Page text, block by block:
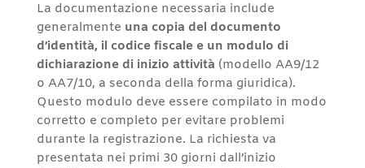
La documentazione necessaria include
generalmente una copia del documento
d’identità, il codice fiscale e un modulo di
dichiarazione di inizio attività (modello AA9/12
o AA7/10, a seconda della forma giuridica).
Questo modulo deve essere compilato in modo
corretto e completo per evitare problemi
durante la registrazione. La richiesta va
presentata nei primi 30 giorni dall’inizio